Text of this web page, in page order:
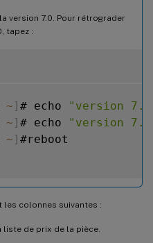
version 7.0. Pour rétrograder
tapez :
~ ] # echo
"version
~ ] # echo
"version
~ ] #reboot
colonnes suivantes :
liste de prix de la pièce.